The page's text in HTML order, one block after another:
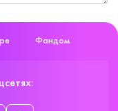
Фандом